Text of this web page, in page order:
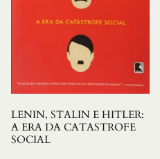
LENIN, STALIN E HITLER:
A ERA DA CATASTROFE
SOCIAL